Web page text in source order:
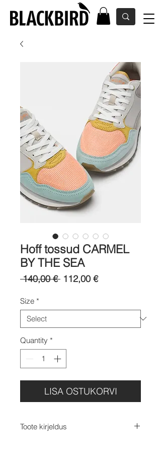
Hoff tossud CARMEL
BY THE SEA
140,00 € Regular
112,00 €Sale
Size *
Quantity *
LISA OSTUKORVI
Toote kirjeldus